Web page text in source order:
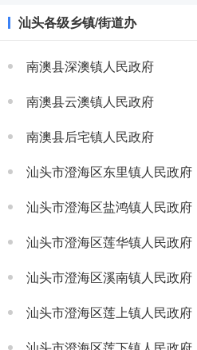
汕头各级乡镇/街道办
南澳县深澳镇人民政府
南澳县云澳镇人民政府
南澳县后宅镇人民政府
汕头市澄海区东里镇人民政府
汕头市澄海区盐鸿镇人民政府
汕头市澄海区莲华镇人民政府
汕头市澄海区溪南镇人民政府
汕头市澄海区莲上镇人民政府